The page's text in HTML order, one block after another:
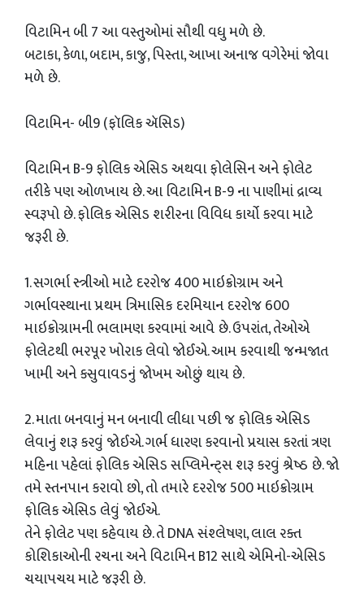
વિટામિન બી 7 આ વસ્તુઓમાં સૌથી વધુ મળે છે.
બટાકા, કેળા, બદામ, કાજુ, પિસ્તા, આખા અનાજ વગેરેમાં જોવા
મળે છે.
વિટામિન- બી9 (ફૉલિક ઍસિડ)
વિટામિન B-9 ફોલિક એસિડ અથવા ફોલેસિન અને ફોલેટ
તરીકે પણ ઓળખાય છે. આ વિટામિન B-9 ના પાણીમાં દ્રાવ્ય
સ્વરૂપો છે. ફોલિક એસિડ શરીરના વિવિધ કાર્યો કરવા માટે
જરૂરી છે.
1. સગર્ભા સ્ત્રીઓ માટે દરરોજ 400 માઇક્રોગ્રામ અને
ગર્ભાવસ્થાના પ્રથમ ત્રિમાસિક દરમિયાન દરરોજ 600
માઇક્રોગ્રામની ભલામણ કરવામાં આવે છે. ઉપરાંત, તેઓએ
ફોલેટથી ભરપૂર ખોરાક લેવો જોઈએ. આમ કરવાથી જન્મજાત
ખામી અને કસુવાવડનું જોખમ ઓછું થાય છે.
2. માતા બનવાનું મન બનાવી લીધા પછી જ ફોલિક એસિડ
લેવાનું શરૂ કરવું જોઈએ. ગર્ભ ધારણ કરવાનો પ્રયાસ કરતાં ત્રણ
મહિના પહેલાં ફોલિક એસિડ સપ્લિમેન્ટ્સ શરૂ કરવું શ્રેષ્ઠ છે. જો
તમે સ્તનપાન કરાવો છો, તો તમારે દરરોજ 500 માઇક્રોગ્રામ
ફોલિક એસિડ લેવું જોઈએ.
તેને ફોલેટ પણ કહેવાય છે. તે DNA સંશ્લેષણ, લાલ રક્ત
કોશિકાઓની રચના અને વિટામિન B12 સાથે એમિનો-એસિડ
ચયાપચય માટે જરૂરી છે.